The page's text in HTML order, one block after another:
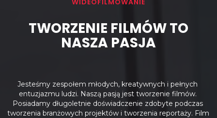
WIDEOFILMOWANIE
TWORZENIE FILMÓW TO
NASZA PASJA
Jesteśmy zespołem młodych, kreatywnych i pełnych
entuzjazmu ludzi. Naszą pasją jest tworzenie filmów.
Posiadamy długoletnie doświadczenie zdobyte podczas
tworzenia branżowych projektów i tworzenia reportaży. Film